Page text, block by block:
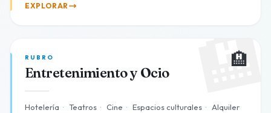
EXPLORAR
🏨
RUBRO
Entretenimiento y Ocio
Hotelería · Teatros · Cine · Espacios culturales · Alquiler